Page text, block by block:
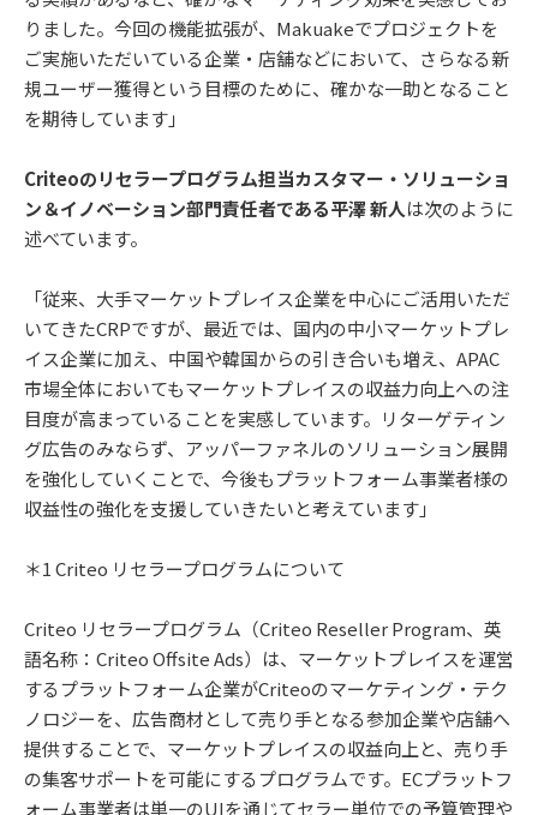
りました。今回の機能拡張が、Makuakeでプロジェクトを
ご実施いただいている企業・店舗などにおいて、さらなる新
規ユーザー獲得という目標のために、確かな一助となること
を期待しています」
Criteoのリセラープログラム担当カスタマー・ソリューショ
ン＆イノベーション部門責任者である平澤 新人は次のように
述べています。
「従来、大手マーケットプレイス企業を中心にご活用いただ
いてきたCRPですが、最近では、国内の中小マーケットプレ
イス企業に加え、中国や韓国からの引き合いも増え、APAC
市場全体においてもマーケットプレイスの収益力向上への注
目度が高まっていることを実感しています。リターゲティン
グ広告のみならず、アッパーファネルのソリューション展開
を強化していくことで、今後もプラットフォーム事業者様の
収益性の強化を支援していきたいと考えています」
＊1 Criteo リセラープログラムについて
Criteo リセラープログラム（Criteo Reseller Program、英
語名称：Criteo Offsite Ads）は、マーケットプレイスを運営
するプラットフォーム企業がCriteoのマーケティング・テク
ノロジーを、広告商材として売り手となる参加企業や店舗へ
提供することで、マーケットプレイスの収益向上と、売り手
の集客サポートを可能にするプログラムです。ECプラットフ
ォーム事業者は単一のUIを通じてセラー単位での予算管理や